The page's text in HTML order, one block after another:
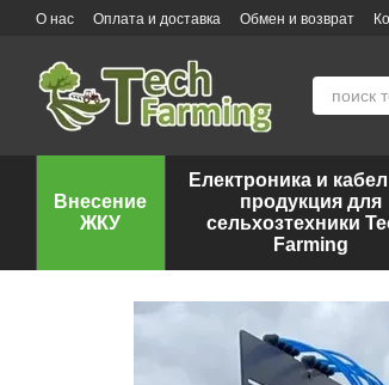
Перейти к основному контенту
О нас Оплата и доставка Обмен и возврат
Внесение
ЖКУ
Електроника и
продукция для
сельхозтехники
Farming